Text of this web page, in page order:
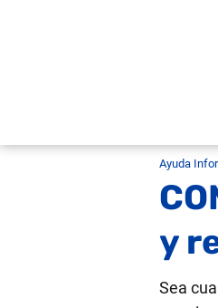
Ayuda
y
Sea